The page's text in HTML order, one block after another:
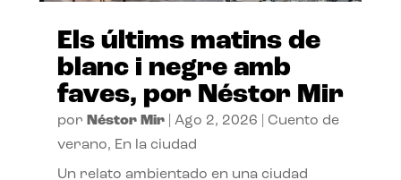
Els últims matins de
blanc i negre amb
faves, por Néstor Mir
por Néstor Mir| Ago 2, 2026
Cuento de
verano, En la ciudad
Un relato ambientado en una ciudad